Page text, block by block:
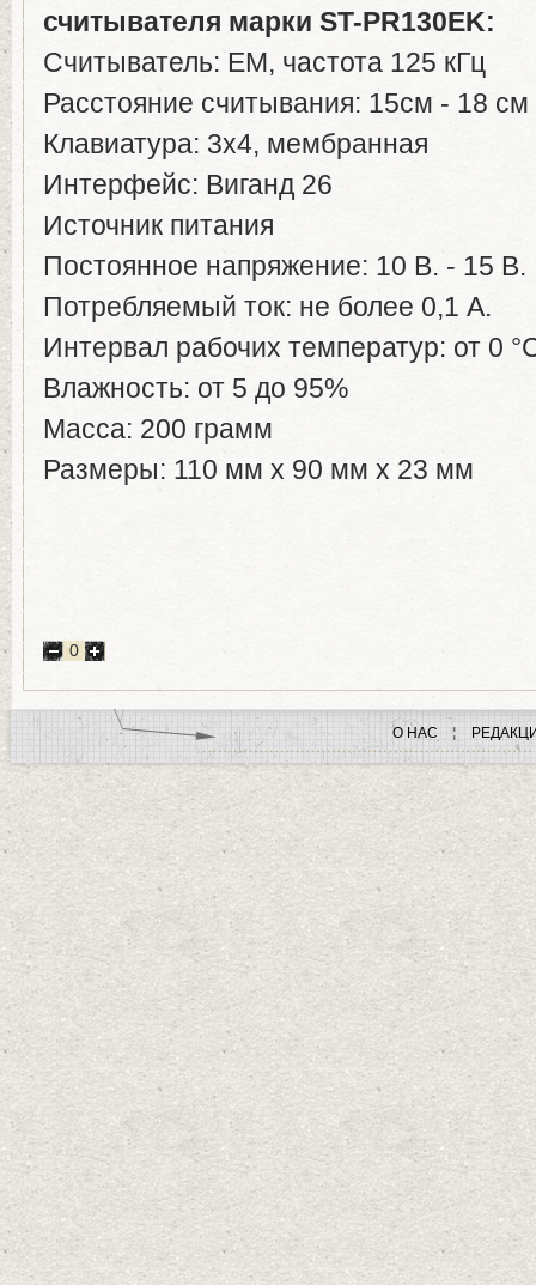
считывателя марки ST-PR130EK:
Считыватель: EM, частота 125 кГц
Расстояние считывания: 15см - 18 см
Клавиатура: 3х4, мембранная
Интерфейс: Виганд 26
Источник питания
Постоянное напряжение: 10 В. - 15 В.
Потребляемый ток: не более 0,1 А.
Интервал рабочих температур: от 0
Влажность: от 5 до 95%
Масса: 200 грамм
Размеры: 110 мм х 90 мм х 23 мм
0
О НАС